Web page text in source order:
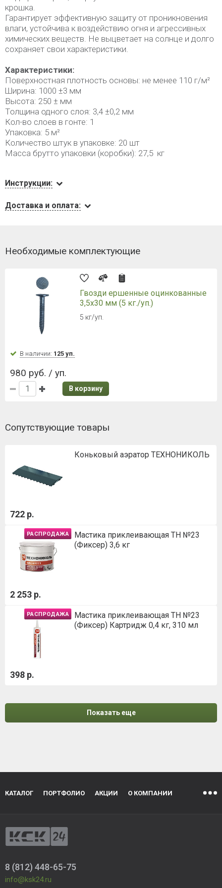
крошка.
Гарантирует эффективную защиту от проникновения
влаги, устойчива к воздействию огня и агрессивных
химических веществ. Не выцветает на солнце и долго
сохраняет свои характеристики.
Характеристики:
Поверхностная плотность основы: не менее 110 г/м²
Ширина: 1000 ±3 мм
Высота: 250 ± мм
Толщина одного слоя: 3,4 ±0,2 мм
Кол-во слоев в гонте: 1
Упаковка: 5 м²
Количество штук в упаковке: 20 шт
Масса брутто упаковки (коробки): 27,5 кг
Инструкции:
Доставка и оплата:
Необходимые комплектующие
Гвозди ершенные оцинкованные
3,5х30 мм (5 кг./уп.)
5 кг/уп.
В наличии: 125 уп.
980 руб. / уп.
В корзину
Сопутствующие товары
Коньковый аэратор ТЕХНОНИКОЛЬ
722 р.
РАСПРОДАЖА
Мастика приклеивающая ТН №23
(Фиксер) 3,6 кг
2 253 р.
РАСПРОДАЖА
Мастика приклеивающая ТН №23
(Фиксер) Картридж 0,4 кг, 310 мл
398 р.
Показать еще
КАТАЛОГ ПОРТФОЛИО АКЦИИ О КОМПАНИИ
8 (812) 448-65-75
info@ksk24.ru